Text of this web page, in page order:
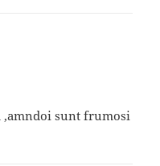
,amndoi sunt frumosi